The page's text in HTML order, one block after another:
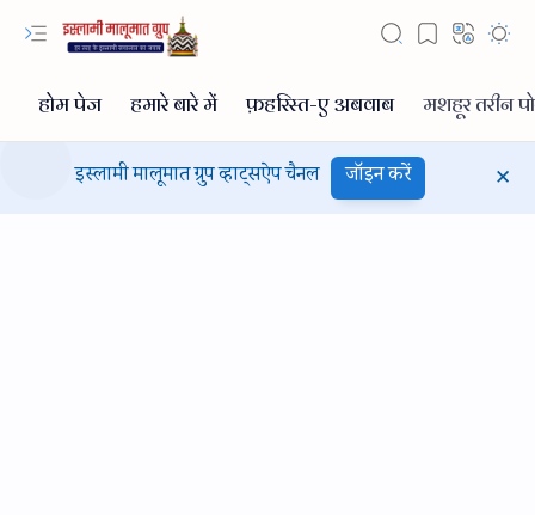
इस्लामी मालूमात ग्रुप व्हाट्सऐप चैनल जॉइन करें